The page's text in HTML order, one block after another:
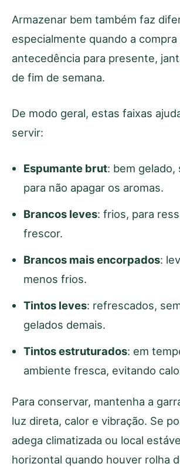
Armazenar bem também faz
especialmente quando a
antecedência para presente,
de fim de semana.
De modo geral, estas faixas
servir:
Espumante brut: bem gelado,
para não apagar os aromas.
Brancos leves: frios, para
frescor.
Brancos mais encorpados:
menos frios.
Tintos leves: refrescados,
gelados demais.
Tintos estruturados: em
ambiente fresca, evitando
Para conservar, mantenha a
luz direta, calor e vibração. Se
adega climatizada ou local
horizontal quando houver rolha